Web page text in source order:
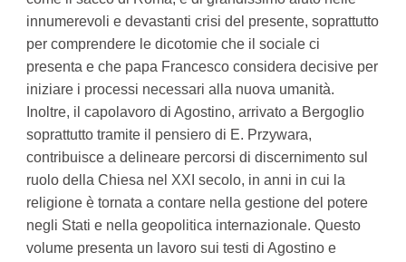
innumerevoli e devastanti crisi del presente, soprattutto
per comprendere le dicotomie che il sociale ci
presenta e che papa Francesco considera decisive per
iniziare i processi necessari alla nuova umanità.
Inoltre, il capolavoro di Agostino, arrivato a Bergoglio
soprattutto tramite il pensiero di E. Przywara,
contribuisce a delineare percorsi di discernimento sul
ruolo della Chiesa nel XXI secolo, in anni in cui la
religione è tornata a contare nella gestione del potere
negli Stati e nella geopolitica internazionale. Questo
volume presenta un lavoro sui testi di Agostino e